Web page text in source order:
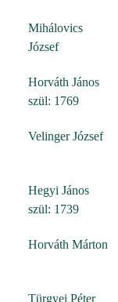
Mihálovics
József
Horváth János
szül: 1769
Velinger József
Hegyi János
szül: 1739
Horváth Márton
Türgyei Péter